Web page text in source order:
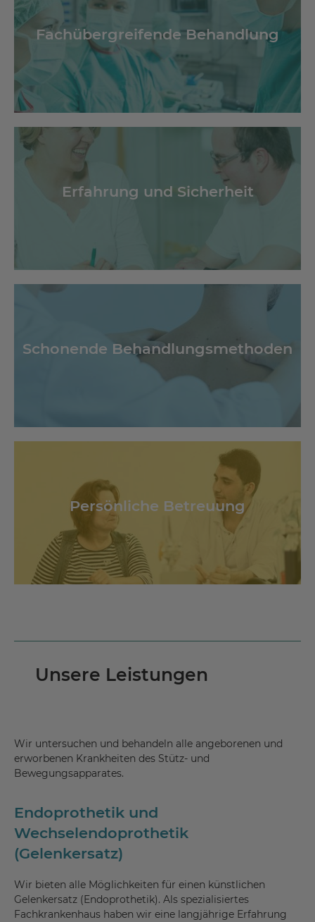
Fachübergreifende Behandlung
Erfahrung und Sicherheit
Schonende Behandlungsmethoden
Persönliche Betreuung
Unsere Leistungen
Wir untersuchen und behandeln alle angeborenen und
erworbenen Krankheiten des Stütz- und
Bewegungsapparates.
Endoprothetik und
Wechselendoprothetik
(Gelenkersatz)
Wir bieten alle Möglichkeiten für einen künstlichen
Gelenkersatz (Endoprothetik). Als spezialisiertes
Fachkrankenhaus haben wir eine langjährige Erfahrung